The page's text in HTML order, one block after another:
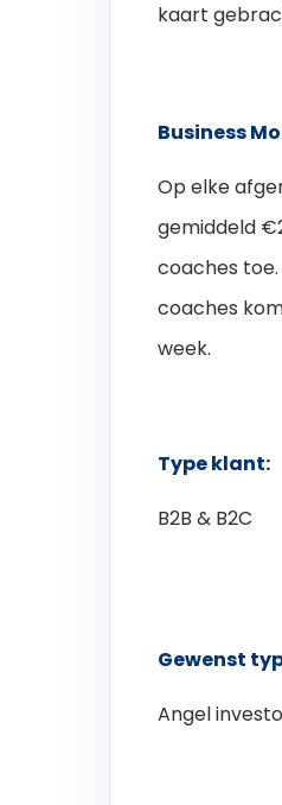
kaart
Business
Op elke
gemiddeld
coaches
coaches
week.
Type klant:
B2B & B2C
Gewenst
Angel